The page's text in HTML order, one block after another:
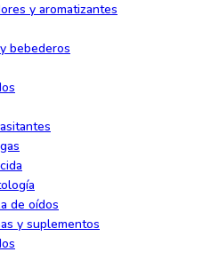
y aromatizantes
bebederos
de oídos
y suplementos